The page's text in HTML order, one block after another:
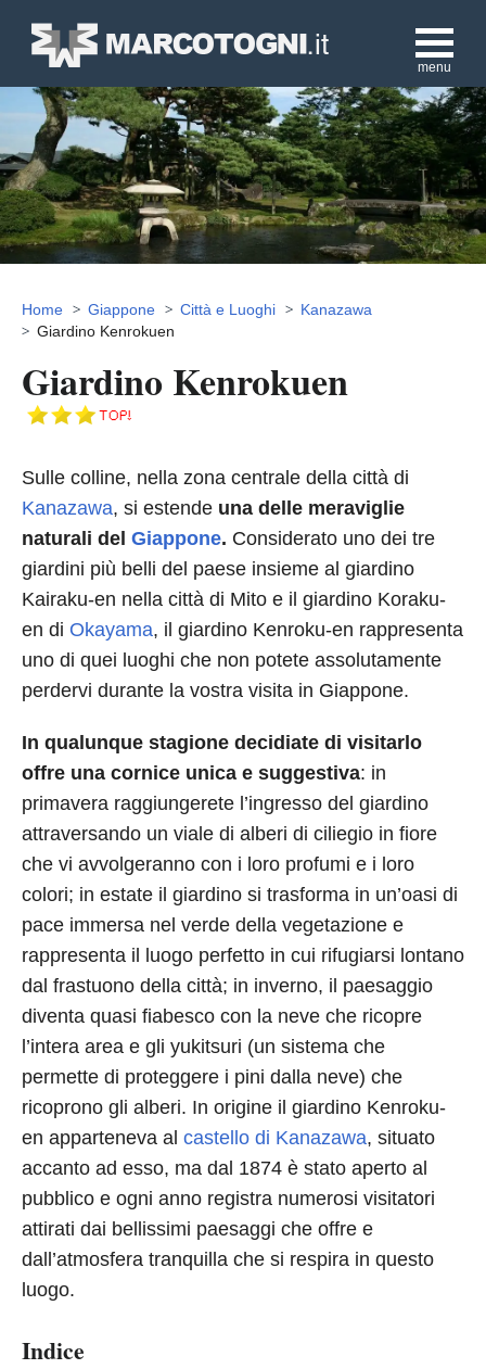
menu
Home Giappone Città e Luoghi
Kanazawa
Giardino Kenrokuen
Giardino Kenrokuen
Sulle colline, nella zona centrale della città di
Kanazawa, si estende una delle meraviglie
naturali del Giappone. Considerato uno dei tre
giardini più belli del paese insieme al giardino
Kairaku-en nella città di Mito e il giardino Koraku-
en di Okayama, il giardino Kenroku-en rappresenta
uno di quei luoghi che non potete assolutamente
perdervi durante la vostra visita in Giappone.
In qualunque stagione decidiate di visitarlo
offre una cornice unica e suggestiva: in
primavera raggiungerete l’ingresso del giardino
attraversando un viale di alberi di ciliegio in fiore
che vi avvolgeranno con i loro profumi e i loro
colori; in estate il giardino si trasforma in un’oasi di
pace immersa nel verde della vegetazione e
rappresenta il luogo perfetto in cui rifugiarsi lontano
dal frastuono della città; in inverno, il paesaggio
diventa quasi fiabesco con la neve che ricopre
l’intera area e gli yukitsuri (un sistema che
permette di proteggere i pini dalla neve) che
ricoprono gli alberi. In origine il giardino Kenroku-
en apparteneva al castello di Kanazawa, situato
accanto ad esso, ma dal 1874 è stato aperto al
pubblico e ogni anno registra numerosi visitatori
attirati dai bellissimi paesaggi che offre e
dall’atmosfera tranquilla che si respira in questo
luogo.
Indice